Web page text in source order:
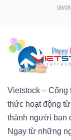
08/
Vietstock – Cổng
thức hoạt động
thành người bạn
Ngay từ những